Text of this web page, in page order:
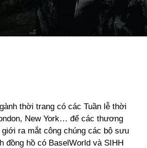
thời trang có các Tuần lễ thời
New York… để các thương
giới ra mắt công chúng các bộ sưu
đồng hồ có BaselWorld và SIHH